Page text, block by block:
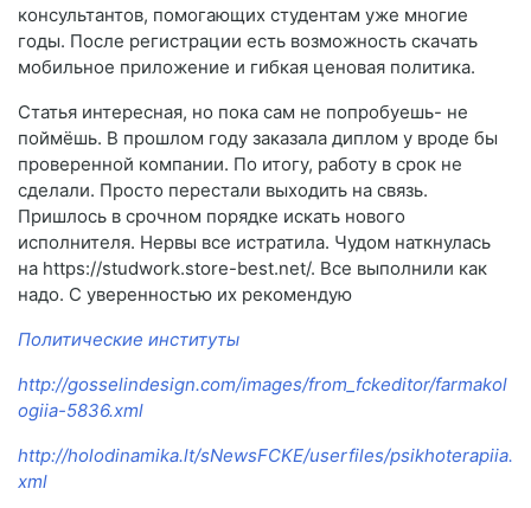
консультантов, помогающих студентам уже многие
годы. После регистрации есть возможность скачать
мобильное приложение и гибкая ценовая политика.
Статья интересная, но пока сам не попробуешь- не
поймёшь. В прошлом году заказала диплом у вроде бы
проверенной компании. По итогу, работу в срок не
сделали. Просто перестали выходить на связь.
Пришлось в срочном порядке искать нового
исполнителя. Нервы все истратила. Чудом наткнулась
на https://studwork.store-best.net/. Все выполнили как
надо. С уверенностью их рекомендую
Политические институты
http://gosselindesign.com/images/from_fckeditor/farmakol
ogiia-5836.xml
http://holodinamika.lt/sNewsFCKE/userfiles/psikhoterapiia.
xml